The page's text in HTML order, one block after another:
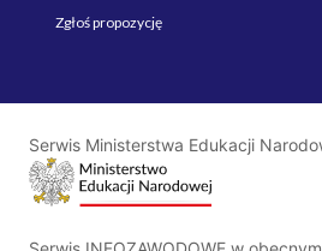
Zgłoś propozycję
Serwis Ministerstwa Edukacji